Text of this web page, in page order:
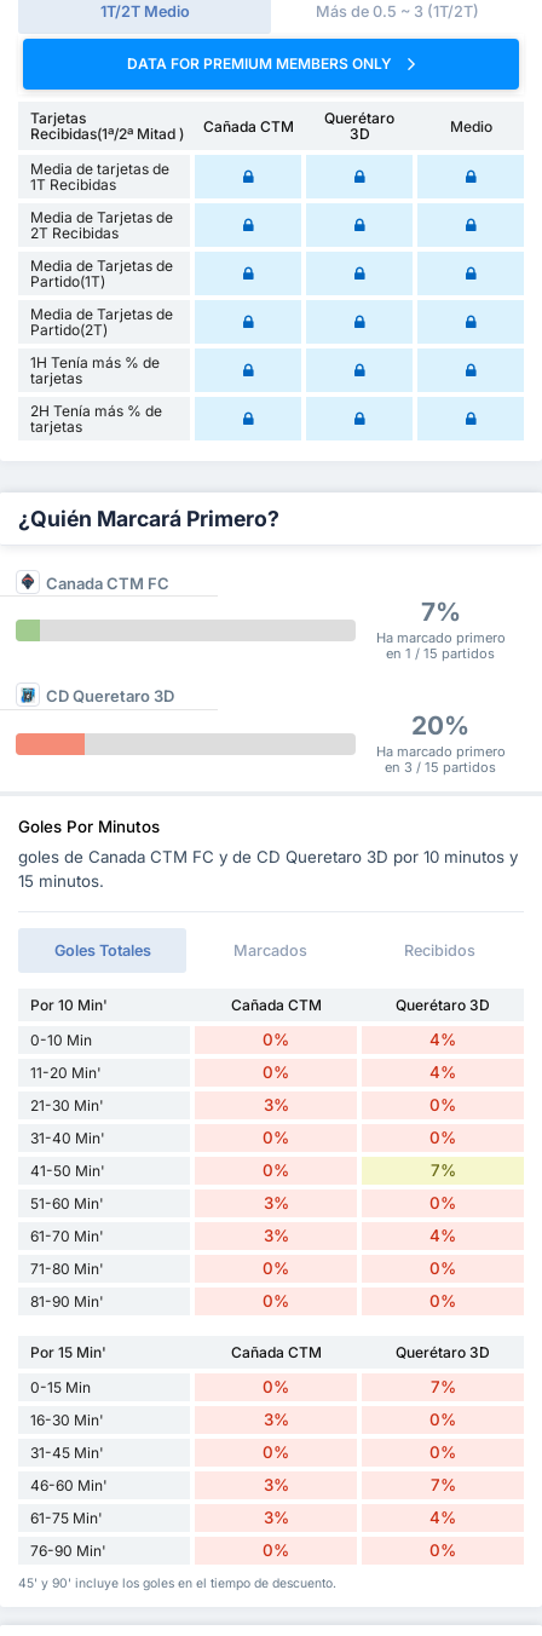
1T/2T Medio Más de 0.5 ~ 3 (1T/2T)
DATA FOR PREMIUM MEMBERS ONLY
Tarjetas
Recibidas(1ª/2ª Mitad )
Cañada CTM
Querétaro
3D
Medio
Media de tarjetas de
1T Recibidas
Media de Tarjetas de
2T Recibidas
Media de Tarjetas de
Partido(1T)
Media de Tarjetas de
Partido(2T)
1H Tenía más % de
tarjetas
2H Tenía más % de
tarjetas
¿Quién Marcará Primero?
Canada CTM FC
7%
Ha marcado primero
en 1 / 15 partidos
CD Queretaro 3D
20%
Ha marcado primero
en 3 / 15 partidos
Goles Por Minutos
goles de Canada CTM FC y de CD Queretaro 3D por 10 minutos y
15 minutos.
Goles Totales Marcados Recibidos
Por 10 Min' Cañada CTM
Querétaro 3D
0-10 Min
0% 4%
11-20 Min' 0% 4%
21-30 Min' 3% 0%
31-40 Min' 0% 0%
41-50 Min' 0% 7%
51-60 Min' 3% 0%
61-70 Min' 3% 4%
71-80 Min' 0% 0%
81-90 Min' 0% 0%
Por 15 Min' Cañada CTM
Querétaro 3D
0-15 Min
0% 7%
16-30 Min' 3% 0%
31-45 Min' 0% 0%
46-60 Min' 3% 7%
61-75 Min' 3% 4%
76-90 Min' 0% 0%
45' y 90' incluye los goles en el tiempo de descuento.